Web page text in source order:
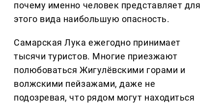
почему именно человек представляет для
этого вида наибольшую опасность.
Самарская Лука ежегодно принимает
тысячи туристов. Многие приезжают
полюбоваться Жигулёвскими горами и
волжскими пейзажами, даже не
подозревая, что рядом могут находиться